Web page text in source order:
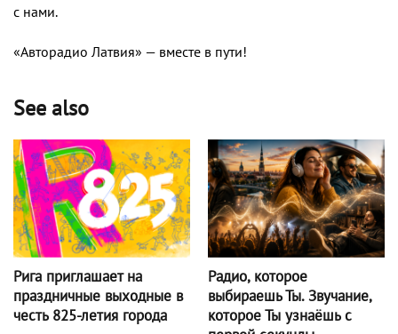
с нами.
«Авторадио Латвия» — вместе в пути!
See also
Рига приглашает на
праздничные выходные в
честь 825-летия города
Радио, которое
выбираешь Ты. Звучание,
которое Ты узнаёшь с